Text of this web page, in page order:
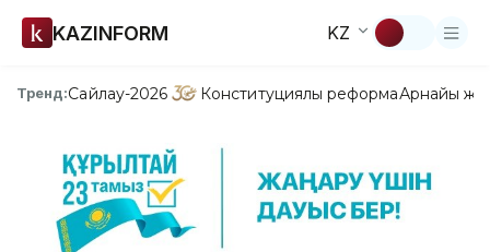
KAZINFORM KZ
Тренд:Сайлау-2026 Конституциялық реформаАрнайы